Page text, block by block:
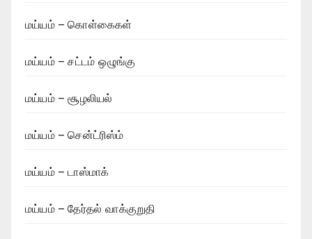
மய்யம் – கொள்கைகள்
மய்யம் – சட்டம் ஒழுங்கு
மய்யம் – சூழலியல்
மய்யம் – சென்ட்ரிஸ்ம்
மய்யம் – டாஸ்மாக்
மய்யம் – தேர்தல் வாக்குறுதி